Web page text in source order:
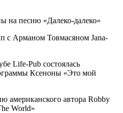
на песню «Далеко-далеко»
с Арманом Товмасяном Jana-
Life-Pub состоялась
Ксеноны «Это мой
автора Robby
World»